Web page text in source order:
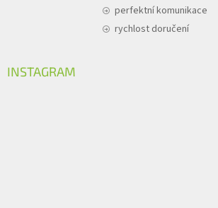
perfektní komunikace
rychlost doručení
INSTAGRAM